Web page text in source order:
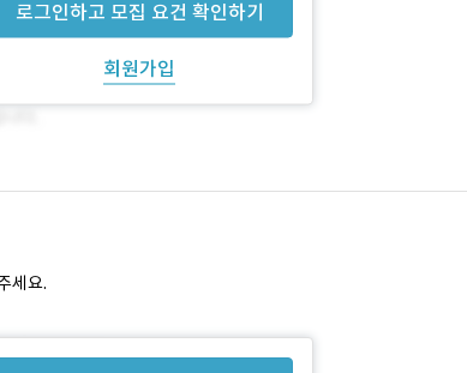
로그인하고 모집 요건 확인하기
회원가입
세요.